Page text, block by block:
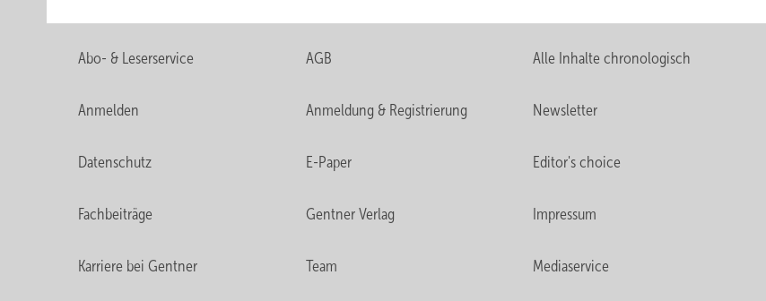
Abo- & Leserservice AGB Alle Inhalte chronologisch
Anmelden Anmeldung & Registrierung Newsletter
Datenschutz E-Paper Editor's choice
Fachbeiträge Gentner Verlag Impressum
Karriere bei Gentner Team Mediaservice